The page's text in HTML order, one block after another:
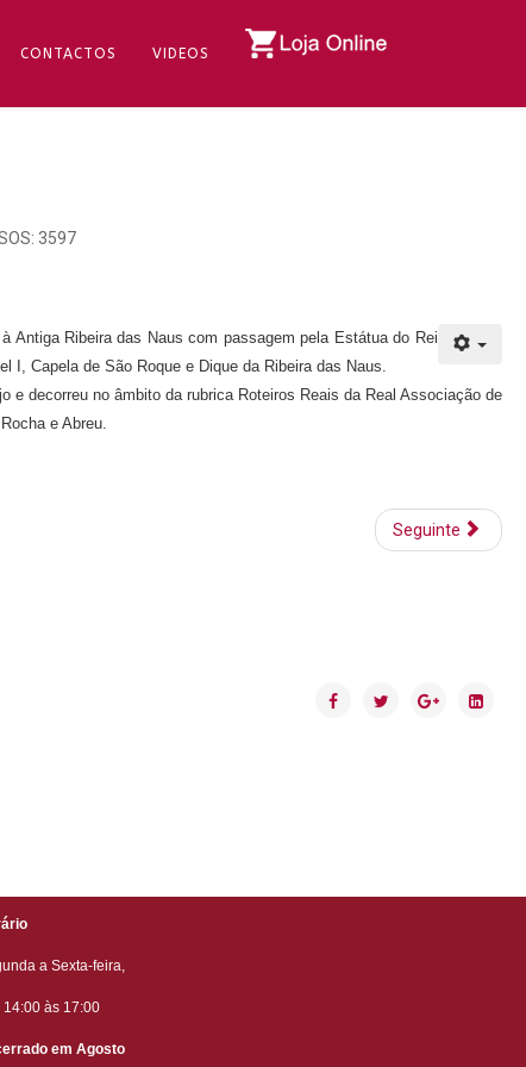
CONTACTOS VIDEOS
3597
Antiga Ribeira das Naus com passagem pela Estátua do Rei
I, Capela de São Roque e Dique da Ribeira das Naus.
e decorreu no âmbito da rubrica Roteiros Reais da Real Associação de
e Abreu.
Seguinte
a Sexta-feira,
14:00 às 17:00
em Agosto